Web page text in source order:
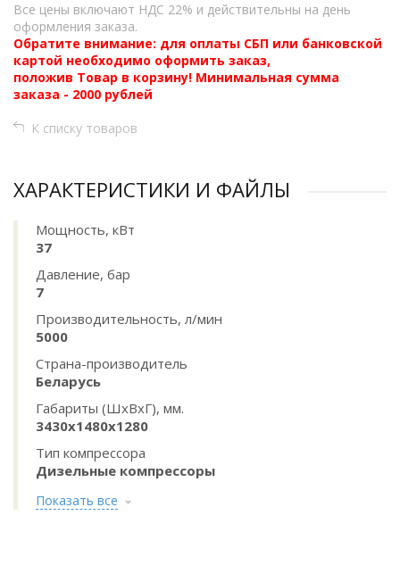
Все цены включают НДС 22% и действительны на день
оформления заказа.
Обратите внимание: для оплаты СБП или банковской
картой необходимо оформить заказ,
положив Товар в корзину! Минимальная сумма
заказа - 2000 рублей
К списку товаров
ХАРАКТЕРИСТИКИ И ФАЙЛЫ
Мощность, кВт
37
Давление, бар
7
Производительность, л/мин
5000
Страна-производитель
Беларусь
Габариты (ШхВхГ), мм.
3430х1480х1280
Тип компрессора
Дизельные компрессоры
Показать все